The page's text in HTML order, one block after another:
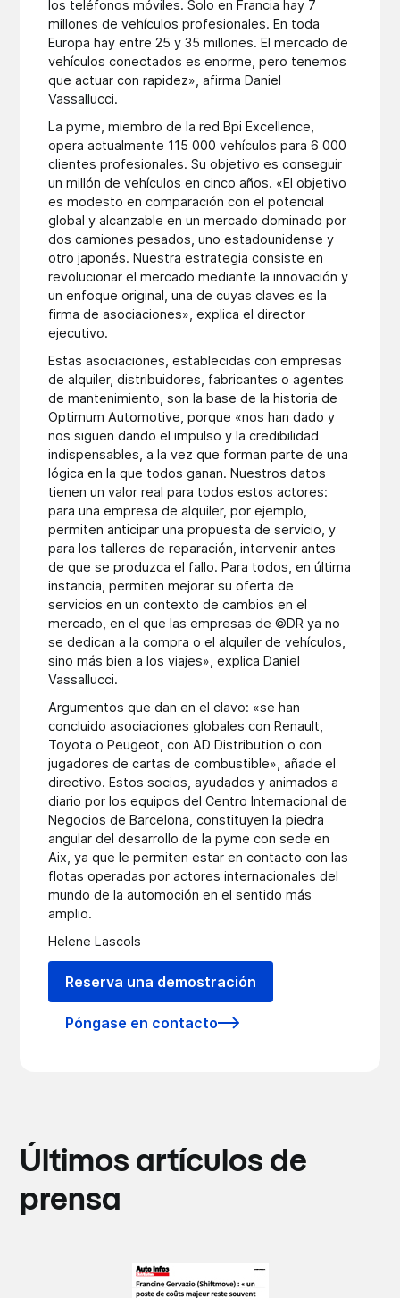
los teléfonos móviles. Solo en Francia hay 7
millones de vehículos profesionales. En toda
Europa hay entre 25 y 35 millones. El mercado de
vehículos conectados es enorme, pero tenemos
que actuar con rapidez», afirma Daniel
Vassallucci.
La pyme, miembro de la red Bpi Excellence,
opera actualmente 115 000 vehículos para 6 000
clientes profesionales. Su objetivo es conseguir
un millón de vehículos en cinco años. «El objetivo
es modesto en comparación con el potencial
global y alcanzable en un mercado dominado por
dos camiones pesados, uno estadounidense y
otro japonés. Nuestra estrategia consiste en
revolucionar el mercado mediante la innovación y
un enfoque original, una de cuyas claves es la
firma de asociaciones», explica el director
ejecutivo.
Estas asociaciones, establecidas con empresas
de alquiler, distribuidores, fabricantes o agentes
de mantenimiento, son la base de la historia de
Optimum Automotive, porque «nos han dado y
nos siguen dando el impulso y la credibilidad
indispensables, a la vez que forman parte de una
lógica en la que todos ganan. Nuestros datos
tienen un valor real para todos estos actores:
para una empresa de alquiler, por ejemplo,
permiten anticipar una propuesta de servicio, y
para los talleres de reparación, intervenir antes
de que se produzca el fallo. Para todos, en última
instancia, permiten mejorar su oferta de
servicios en un contexto de cambios en el
mercado, en el que las empresas de ©DR ya no
se dedican a la compra o el alquiler de vehículos,
sino más bien a los viajes», explica Daniel
Vassallucci.
Argumentos que dan en el clavo: «se han
concluido asociaciones globales con Renault,
Toyota o Peugeot, con AD Distribution o con
jugadores de cartas de combustible», añade el
directivo. Estos socios, ayudados y animados a
diario por los equipos del Centro Internacional de
Negocios de Barcelona, constituyen la piedra
angular del desarrollo de la pyme con sede en
Aix, ya que le permiten estar en contacto con las
flotas operadas por actores internacionales del
mundo de la automoción en el sentido más
amplio.
Helene Lascols
Reserva una demostración
Póngase en contacto
Últimos artículos de
prensa